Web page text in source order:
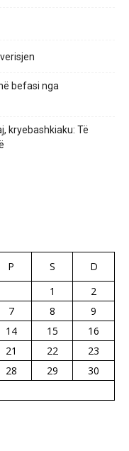
befasi nga
kryebashkiaku: Të
P S
D
1
2
7 8
9
14 15
16
21 22
23
28 29
30